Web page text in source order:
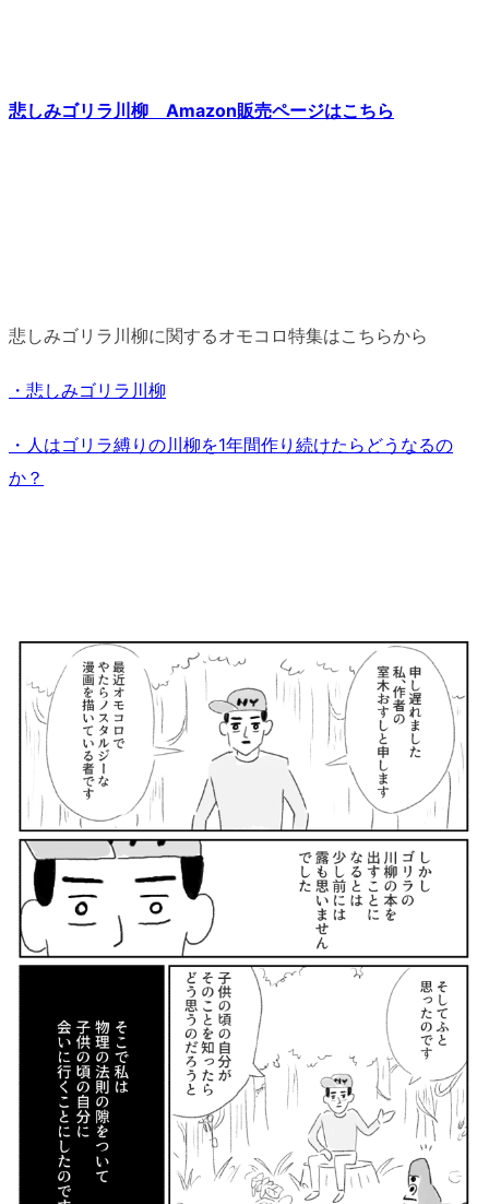
悲しみゴリラ川柳 Amazon販売ページはこちら
悲しみゴリラ川柳に関するオモコロ特集はこちらから
・悲しみゴリラ川柳
・人はゴリラ縛りの川柳を1年間作り続けたらどうなるの
か？